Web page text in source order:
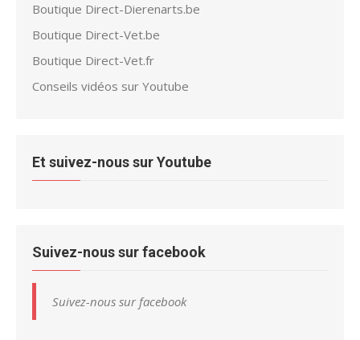
Boutique Direct-Dierenarts.be
Boutique Direct-Vet.be
Boutique Direct-Vet.fr
Conseils vidéos sur Youtube
Et suivez-nous sur Youtube
Suivez-nous sur facebook
Suivez-nous sur facebook